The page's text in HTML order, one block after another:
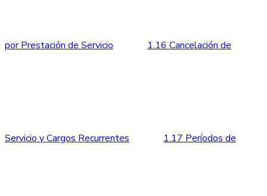
por Prestación de Servicio 1.16 Cancelación de
Servicio y Cargos Recurrentes 1.17 Períodos de